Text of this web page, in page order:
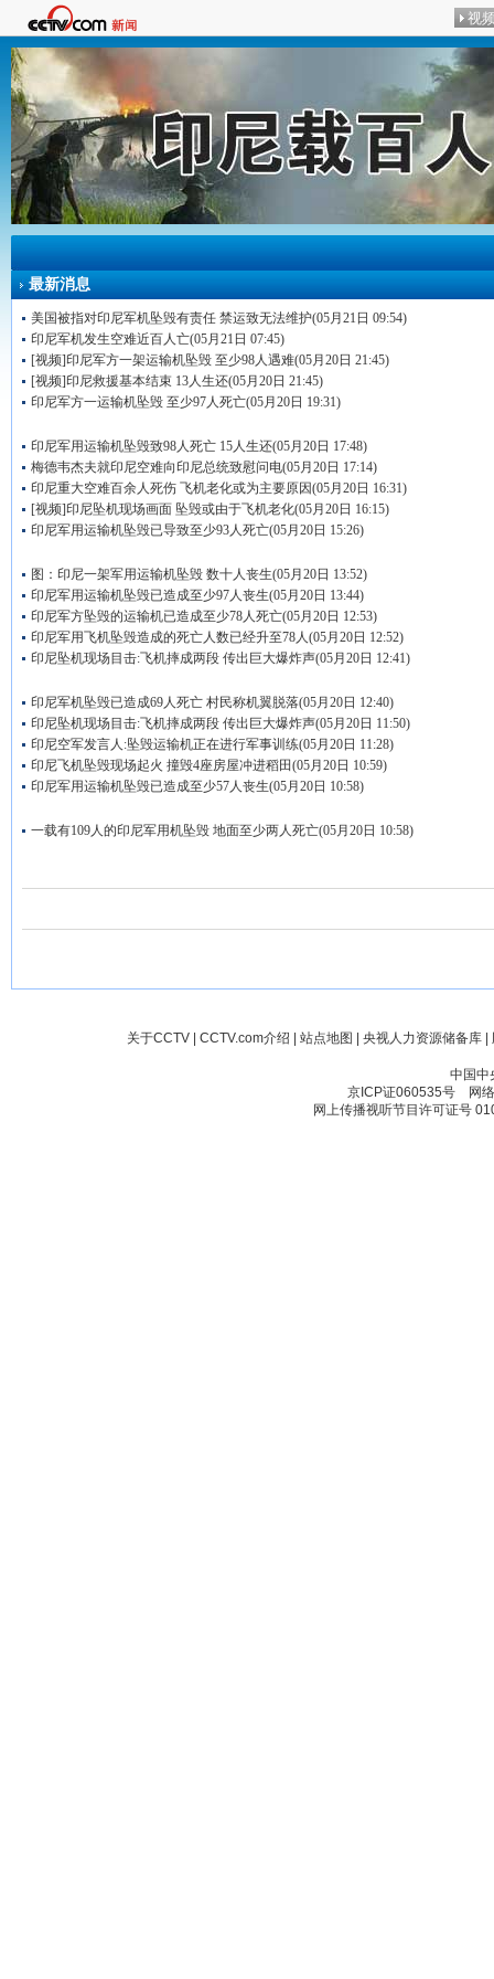
最新消息
美国被指对印尼军机坠毁有责任 禁运致无法维护(05月21日 09:54)
印尼军机发生空难近百人亡(05月21日 07:45)
[视频]印尼军方一架运输机坠毁 至少98人遇难(05月20日 21:45)
[视频]印尼救援基本结束 13人生还(05月20日 21:45)
印尼军方一运输机坠毁 至少97人死亡(05月20日 19:31)
印尼军用运输机坠毁致98人死亡 15人生还(05月20日 17:48)
梅德韦杰夫就印尼空难向印尼总统致慰问电(05月20日 17:14)
印尼重大空难百余人死伤 飞机老化或为主要原因(05月20日 16:31)
[视频]印尼坠机现场画面 坠毁或由于飞机老化(05月20日 16:15)
印尼军用运输机坠毁已导致至少93人死亡(05月20日 15:26)
图：印尼一架军用运输机坠毁 数十人丧生(05月20日 13:52)
印尼军用运输机坠毁已造成至少97人丧生(05月20日 13:44)
印尼军方坠毁的运输机已造成至少78人死亡(05月20日 12:53)
印尼军用飞机坠毁造成的死亡人数已经升至78人(05月20日 12:52)
印尼坠机现场目击:飞机摔成两段 传出巨大爆炸声(05月20日 12:41)
印尼军机坠毁已造成69人死亡 村民称机翼脱落(05月20日 12:40)
印尼坠机现场目击:飞机摔成两段 传出巨大爆炸声(05月20日 11:50)
印尼空军发言人:坠毁运输机正在进行军事训练(05月20日 11:28)
印尼飞机坠毁现场起火 撞毁4座房屋冲进稻田(05月20日 10:59)
印尼军用运输机坠毁已造成至少57人丧生(05月20日 10:58)
一载有109人的印尼军用机坠毁 地面至少两人死亡(05月20日 10:58)
关于CCTV| CCTV.com介绍 站点地图 央视人力资源储备库|
中国中
京ICP证060535号网络
网上传播视听节目许可证号